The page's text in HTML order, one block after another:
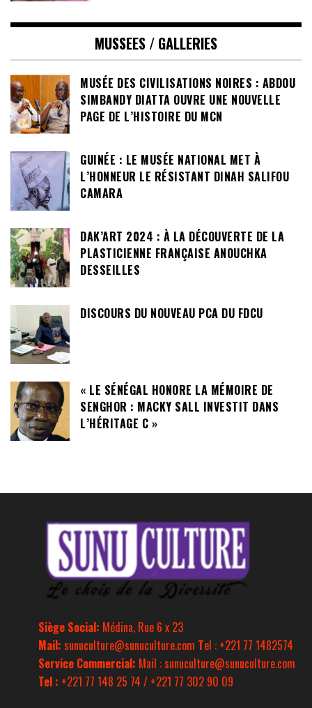
MUSSEES / GALLERIES
MUSÉE DES CIVILISATIONS NOIRES : ABDOU
SIMBANDY DIATTA OUVRE UNE NOUVELLE
PAGE DE L’HISTOIRE DU MCN
GUINÉE : LE MUSÉE NATIONAL MET À
L’HONNEUR LE RÉSISTANT DINAH SALIFOU
CAMARA
DAK’ART 2024 : À LA DÉCOUVERTE DE LA
PLASTICIENNE FRANÇAISE ANOUCHKA
DESSEILLES
DISCOURS DU NOUVEAU PCA DU FDCU
« LE SÉNÉGAL HONORE LA MÉMOIRE DE
SENGHOR : MACKY SALL INVESTIT DANS
L’HÉRITAGE C »
Siège Social: Médina, Rue 6 x 23
Mail: sunuculture@sunuculture.com Tel : +221 77 1482574
Service Commercial: Mail : sunuculture@sunuculture.com
Tel : +221 77 148 25 74 / +221 77 302 90 09